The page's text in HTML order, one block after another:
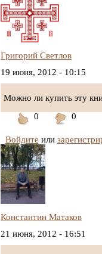
Григорий Светлов
19 июня, 2012 - 10:15
Можно ли купить эту
0
понравилось
0
Войдите или
Константин Матаков
21 июня, 2012 - 16:51